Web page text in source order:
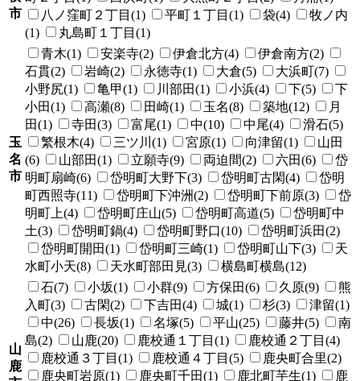
市
八ノ窪町２丁目(1)
平町１丁目(1) 袋(4)
牧ノ内
(1)
丸島町１丁目(1)
玉
名
市
青木(1) 安楽寺(2) 伊倉北方(4)
伊倉南方(2)
石貫(2)
岩崎(2) 永徳寺(1) 大倉(5)
大浜町(7)
小野尻(1)
亀甲(1) 川部田(1) 小浜(4) 下(5)
下
小田(1)
高瀬(8) 田崎(1) 玉名(8) 築地(12)
月
田(1)
寺田(3) 富尾(1) 中(10) 中尾(4)
滑石(5)
繁根木(4)
三ツ川(1) 宮原(1) 向津留(1)
山田
(6)
山部田(1) 立願寺(9) 両迫間(2) 六田(6)
岱
明町扇崎(6)
岱明町大野下(3) 岱明町古閑(4)
岱明
町西照寺(11)
岱明町下沖洲(2) 岱明町下前原(3)
岱
明町上(4)
岱明町庄山(5) 岱明町高道(5)
岱明町中
土(3)
岱明町鍋(4) 岱明町野口(10)
岱明町浜田(2)
岱明町開田(1)
岱明町三崎(1) 岱明町山下(3)
天
水町小天(8)
天水町部田見(3) 横島町横島(12)
山
鹿
石(7) 小坂(1) 小群(9) 方保田(6) 久原(9)
熊
入町(3)
古閑(2) 下吉田(4) 城(1) 杉(3)
津留(1)
中(26)
長坂(1) 名塚(5) 平山(25) 藤井(5)
南
島(2)
山鹿(20) 鹿校通１丁目(1)
鹿校通２丁目(4)
鹿校通３丁目(1)
鹿校通４丁目(5)
鹿央町合里(2)
鹿央町岩原(1)
鹿央町千田(1) 鹿北町芋生(1)
鹿